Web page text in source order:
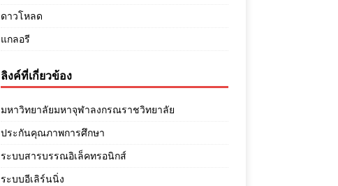
ดาวโหลด
แกลอรี
ลิงค์ที่เกี่ยวข้อง
มหาวิทยาลัยมหาจุฬาลงกรณราชวิทยาลัย
ประกันคุณภาพการศึกษา
ระบบสารบรรณอิเล็คทรอนิกส์
ระบบอีเลิร์นนิ่ง